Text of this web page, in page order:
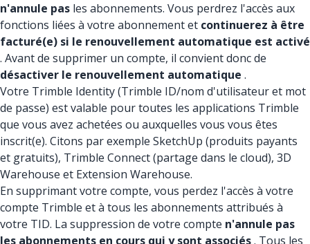
n'annule pas les abonnements. Vous perdrez l'accès aux
fonctions liées à votre abonnement et continuerez à être
facturé(e) si le renouvellement automatique est activé
. Avant de supprimer un compte, il convient donc de
désactiver le renouvellement automatique .
Votre Trimble Identity (Trimble ID/nom d'utilisateur et mot
de passe) est valable pour toutes les applications Trimble
que vous avez achetées ou auxquelles vous vous êtes
inscrit(e). Citons par exemple SketchUp (produits payants
et gratuits), Trimble Connect (partage dans le cloud), 3D
Warehouse et Extension Warehouse.
En supprimant votre compte, vous perdez l'accès à votre
compte Trimble et à tous les abonnements attribués à
votre TID. La suppression de votre compte n'annule pas
les abonnements en cours qui y sont associés. Tous les